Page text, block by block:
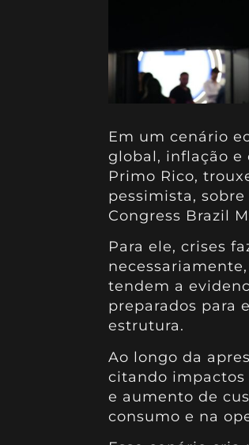
Em um cenário
global, inflação e
Primo Rico,
pessimista,
Congress Brazil
Para ele, crises
tendem a
preparados para
estrutura.
Ao longo da
citando
e aumento de
consumo e na